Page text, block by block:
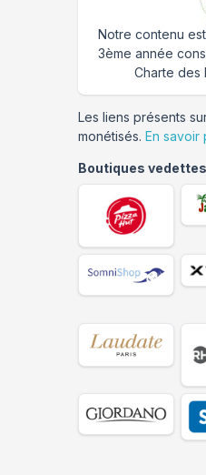
Notre contenu
3ème année
Charte des
Les liens présents
monétisés. En savoir
Boutiques vedettes